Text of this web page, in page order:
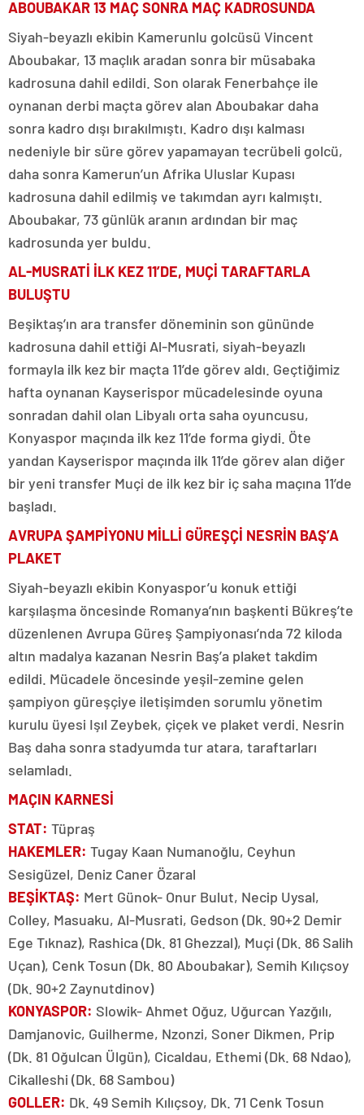
ABOUBAKAR 13 MAÇ SONRA MAÇ KADROSUNDA
Siyah-beyazlı ekibin Kamerunlu golcüsü Vincent
Aboubakar, 13 maçlık aradan sonra bir müsabaka
kadrosuna dahil edildi. Son olarak Fenerbahçe ile
oynanan derbi maçta görev alan Aboubakar daha
sonra kadro dışı bırakılmıştı. Kadro dışı kalması
nedeniyle bir süre görev yapamayan tecrübeli golcü,
daha sonra Kamerun’un Afrika Uluslar Kupası
kadrosuna dahil edilmiş ve takımdan ayrı kalmıştı.
Aboubakar, 73 günlük aranın ardından bir maç
kadrosunda yer buldu.
AL-MUSRATİ İLK KEZ 11’DE, MUÇİ TARAFTARLA
BULUŞTU
Beşiktaş’ın ara transfer döneminin son gününde
kadrosuna dahil ettiği Al-Musrati, siyah-beyazlı
formayla ilk kez bir maçta 11’de görev aldı. Geçtiğimiz
hafta oynanan Kayserispor mücadelesinde oyuna
sonradan dahil olan Libyalı orta saha oyuncusu,
Konyaspor maçında ilk kez 11’de forma giydi. Öte
yandan Kayserispor maçında ilk 11’de görev alan diğer
bir yeni transfer Muçi de ilk kez bir iç saha maçına 11’de
başladı.
AVRUPA ŞAMPİYONU MİLLİ GÜREŞÇİ NESRİN BAŞ’A
PLAKET
Siyah-beyazlı ekibin Konyaspor’u konuk ettiği
karşılaşma öncesinde Romanya’nın başkenti Bükreş’te
düzenlenen Avrupa Güreş Şampiyonası’nda 72 kiloda
altın madalya kazanan Nesrin Baş’a plaket takdim
edildi. Mücadele öncesinde yeşil-zemine gelen
şampiyon güreşçiye iletişimden sorumlu yönetim
kurulu üyesi Işıl Zeybek, çiçek ve plaket verdi. Nesrin
Baş daha sonra stadyumda tur atara, taraftarları
selamladı.
MAÇIN KARNESİ
STAT: Tüpraş
HAKEMLER: Tugay Kaan Numanoğlu, Ceyhun
Sesigüzel, Deniz Caner Özaral
BEŞİKTAŞ: Mert Günok- Onur Bulut, Necip Uysal,
Colley, Masuaku, Al-Musrati, Gedson (Dk. 90+2 Demir
Ege Tıknaz), Rashica (Dk. 81 Ghezzal), Muçi (Dk. 86 Salih
Uçan), Cenk Tosun (Dk. 80 Aboubakar), Semih Kılıçsoy
(Dk. 90+2 Zaynutdinov)
KONYASPOR: Slowik- Ahmet Oğuz, Uğurcan Yazğılı,
Damjanovic, Guilherme, Nzonzi, Soner Dikmen, Prip
(Dk. 81 Oğulcan Ülgün), Cicaldau, Ethemi (Dk. 68 Ndao),
Cikalleshi (Dk. 68 Sambou)
GOLLER: Dk. 49 Semih Kılıçsoy, Dk. 71 Cenk Tosun